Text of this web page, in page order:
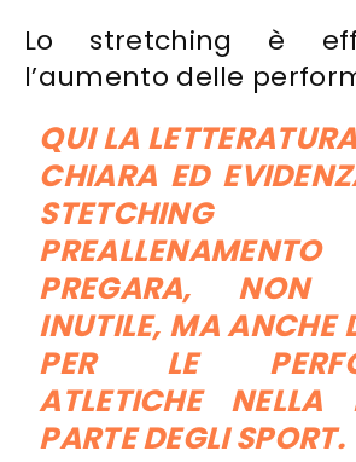
Lo stretching è
l’aumento delle
QUI LA
CHIARA ED
STETCHING
PREGARA, NON
INUTILE, MA ANCHE
PER LE
ATLETICHE NELLA
PARTE DEGLI SPORT.